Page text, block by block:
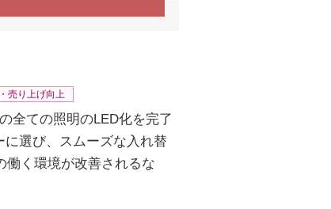
売り上げ向上
全ての照明のLED化を完了
選び、スムーズな入れ替
働く環境が改善されるな